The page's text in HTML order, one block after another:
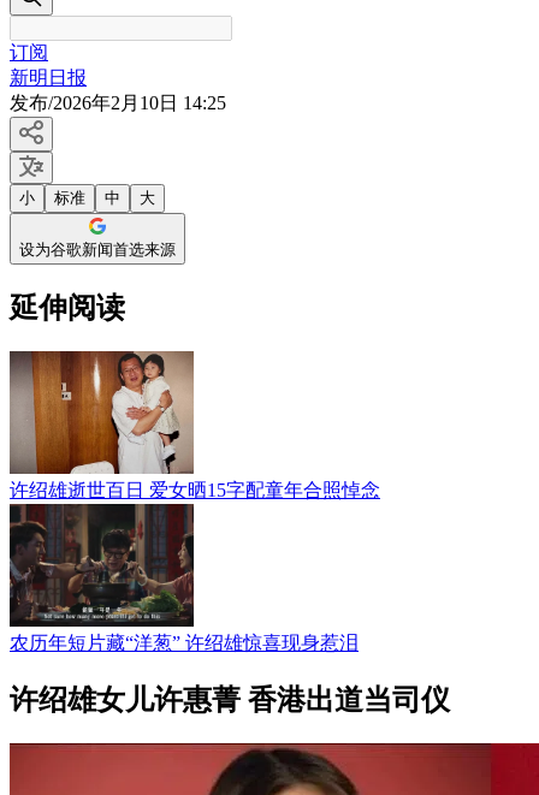
订阅
新明日报
发布/2026年2月10日 14:25
小 标准 中 大
设为谷歌新闻首选来源
延伸阅读
许绍雄逝世百日 爱女晒15字配童年合照悼念
农历年短片藏“洋葱” 许绍雄惊喜现身惹泪
许绍雄女儿许惠菁 香港出道当司仪